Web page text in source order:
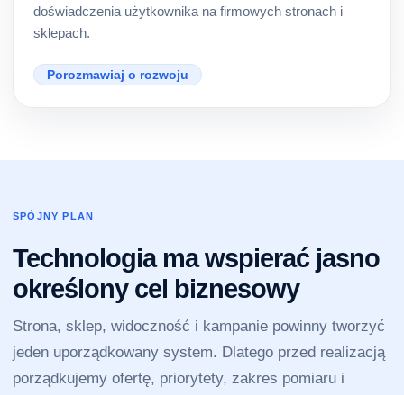
doświadczenia użytkownika na firmowych stronach i
sklepach.
Porozmawiaj o rozwoju
SPÓJNY PLAN
Technologia ma wspierać jasno
określony cel biznesowy
Strona, sklep, widoczność i kampanie powinny tworzyć
jeden uporządkowany system. Dlatego przed realizacją
porządkujemy ofertę, priorytety, zakres pomiaru i